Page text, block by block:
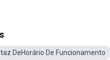
DeHorário De Funcionamento